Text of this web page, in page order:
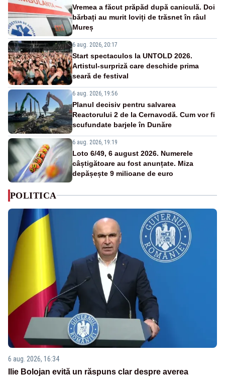
Vremea a făcut prăpăd după caniculă. Doi
bărbați au murit loviți de trăsnet în râul
Mureș
6 aug. 2026, 20:17
Start spectaculos la UNTOLD 2026.
Artistul-surpriză care deschide prima
seară de festival
6 aug. 2026, 19:56
Planul decisiv pentru salvarea
Reactorului 2 de la Cernavodă. Cum vor fi
scufundate barjele în Dunăre
6 aug. 2026, 19:19
Loto 6/49, 6 august 2026. Numerele
câștigătoare au fost anunțate. Miza
depășește 9 milioane de euro
POLITICA
6 aug. 2026, 16:34
Ilie Bolojan evită un răspuns clar despre averea